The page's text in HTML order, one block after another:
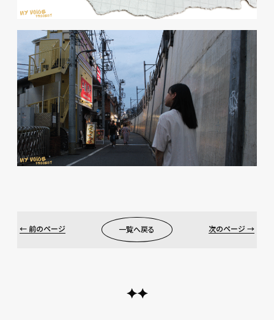
← 前のページ 一覧へ戻る 次のページ →